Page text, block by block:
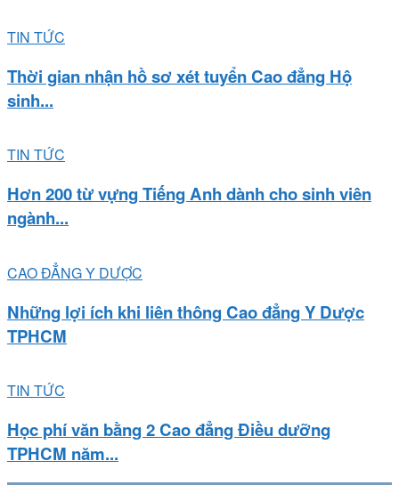
TIN TỨC
Thời gian nhận hồ sơ xét tuyển Cao đẳng Hộ
sinh...
TIN TỨC
Hơn 200 từ vựng Tiếng Anh dành cho sinh viên
ngành...
CAO ĐẲNG Y DƯỢC
Những lợi ích khi liên thông Cao đẳng Y Dược
TPHCM
TIN TỨC
Học phí văn bằng 2 Cao đẳng Điều dưỡng
TPHCM năm...